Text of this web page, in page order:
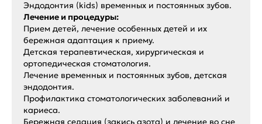
Эндодонтия (kids) временных и постоянных зубов.
Лечение и процедуры:
Прием детей, лечение особенных детей и их
бережная адаптация к приему.
Детская терапевтическая, хирургическая и
ортопедическая стоматология.
Лечение временных и постоянных зубов, детская
эндодонтия.
Профилактика стоматологических заболеваний и
кариеса.
Бережная седация (закись азота) и лечение во сне